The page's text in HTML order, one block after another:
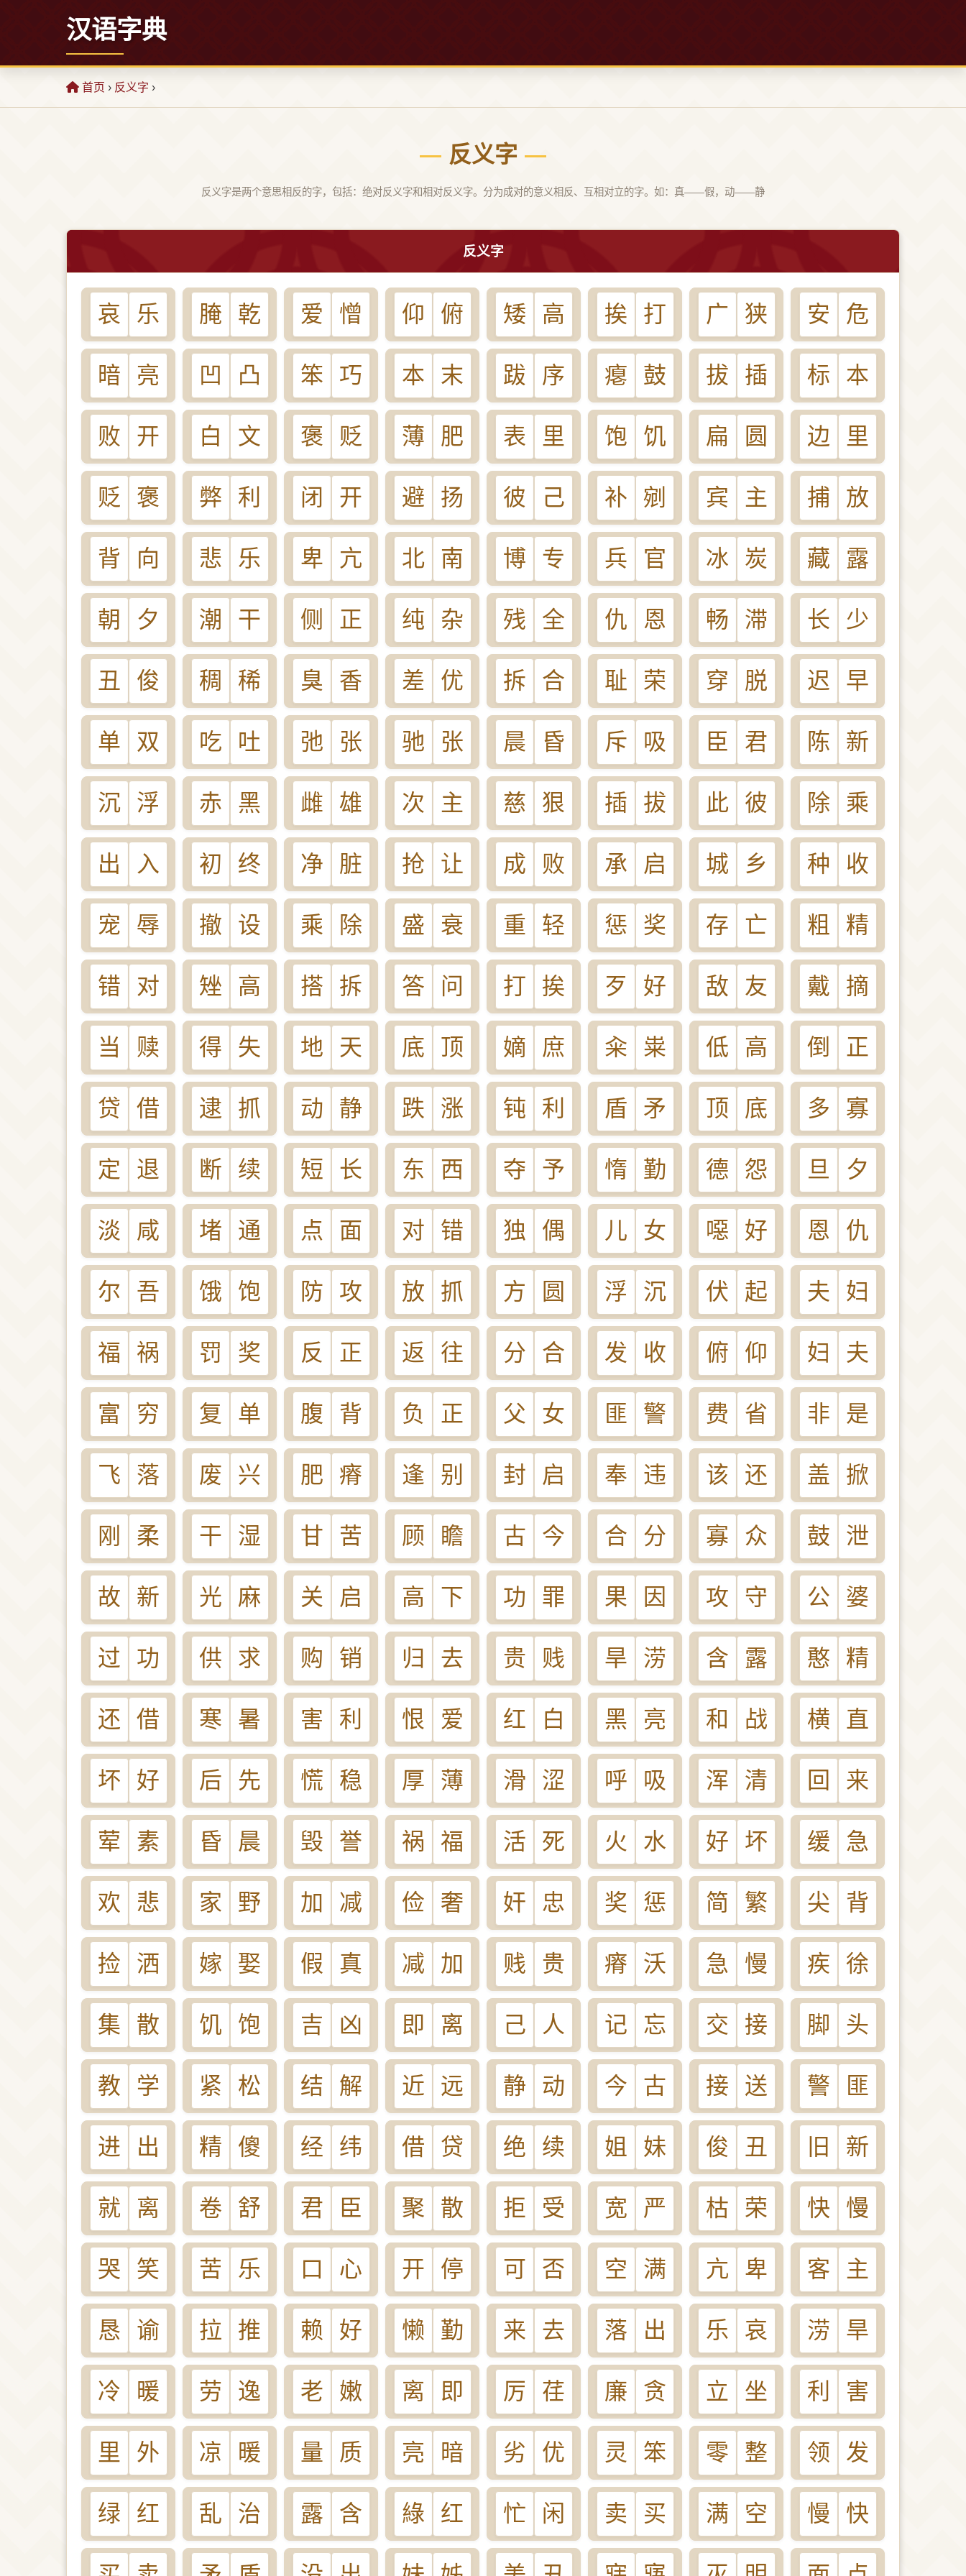
汉语字典
首页 › 反义字 ›
反义字
反义字是两个意思相反的字，包括：绝对反义字和相对反义字。分为成对的意义相反、互相对立的字。如：真——假，动——静
反义字
哀 乐 腌 乾 爱 憎 仰 俯 矮 高 挨 打 广 狭 安 危
暗 亮 凹 凸 笨 巧 本 末 跋 序 瘪 鼓 拔 插 标 本
败 开 白 文 褒 贬 薄 肥 表 里 饱 饥 扁 圆 边 里
贬 褒 弊 利 闭 开 避 扬 彼 己 补 剜 宾 主 捕 放
背 向 悲 乐 卑 亢 北 南 博 专 兵 官 冰 炭 藏 露
朝 夕 潮 干 侧 正 纯 杂 残 全 仇 恩 畅 滞 长 少
丑 俊 稠 稀 臭 香 差 优 拆 合 耻 荣 穿 脱 迟 早
单 双 吃 吐 弛 张 驰 张 晨 昏 斥 吸 臣 君 陈 新
沉 浮 赤 黑 雌 雄 次 主 慈 狠 插 拔 此 彼 除 乘
出 入 初 终 净 脏 抢 让 成 败 承 启 城 乡 种 收
宠 辱 撤 设 乘 除 盛 衰 重 轻 惩 奖 存 亡 粗 精
错 对 矬 高 搭 拆 答 问 打 挨 歹 好 敌 友 戴 摘
当 赎 得 失 地 天 底 顶 嫡 庶 籴 粜 低 高 倒 正
贷 借 逮 抓 动 静 跌 涨 钝 利 盾 矛 顶 底 多 寡
定 退 断 续 短 长 东 西 夺 予 惰 勤 德 怨 旦 夕
淡 咸 堵 通 点 面 对 错 独 偶 儿 女 噁 好 恩 仇
尔 吾 饿 饱 防 攻 放 抓 方 圆 浮 沉 伏 起 夫 妇
福 祸 罚 奖 反 正 返 往 分 合 发 收 俯 仰 妇 夫
富 穷 复 单 腹 背 负 正 父 女 匪 警 费 省 非 是
飞 落 废 兴 肥 瘠 逢 别 封 启 奉 违 该 还 盖 掀
刚 柔 干 湿 甘 苦 顾 瞻 古 今 合 分 寡 众 鼓 泄
故 新 光 麻 关 启 高 下 功 罪 果 因 攻 守 公 婆
过 功 供 求 购 销 归 去 贵 贱 旱 涝 含 露 憨 精
还 借 寒 暑 害 利 恨 爱 红 白 黑 亮 和 战 横 直
坏 好 后 先 慌 稳 厚 薄 滑 涩 呼 吸 浑 清 回 来
荤 素 昏 晨 毁 誉 祸 福 活 死 火 水 好 坏 缓 急
欢 悲 家 野 加 减 俭 奢 奸 忠 奖 惩 简 繁 尖 背
捡 洒 嫁 娶 假 真 减 加 贱 贵 瘠 沃 急 慢 疾 徐
集 散 饥 饱 吉 凶 即 离 己 人 记 忘 交 接 脚 头
教 学 紧 松 结 解 近 远 静 动 今 古 接 送 警 匪
进 出 精 傻 经 纬 借 贷 绝 续 姐 妹 俊 丑 旧 新
就 离 卷 舒 君 臣 聚 散 拒 受 宽 严 枯 荣 快 慢
哭 笑 苦 乐 口 心 开 停 可 否 空 满 亢 卑 客 主
恳 谕 拉 推 赖 好 懒 勤 来 去 落 出 乐 哀 涝 旱
冷 暖 劳 逸 老 嫩 离 即 厉 荏 廉 贪 立 坐 利 害
里 外 凉 暖 量 质 亮 暗 劣 优 灵 笨 零 整 领 发
绿 红 乱 治 露 含 綠 红 忙 闲 卖 买 满 空 慢 快